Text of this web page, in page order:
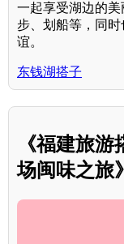
一起享受湖边的
步、划船等，同
谊。
东钱湖搭子
《福建旅
场闽味之旅》